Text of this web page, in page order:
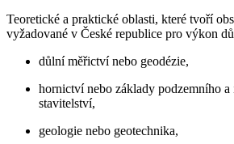
Teoretické a praktické oblasti, které tvoří
vyžadované v České republice pro výkon
důlní měřictví nebo geodézie,
hornictví nebo základy podzemního a
stavitelství,
geologie nebo geotechnika,